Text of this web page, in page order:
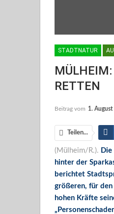
STADTNATUR
RETTEN
Beitrag vom 1.
Teilen...
(Mülheim/R.).
hinter der
berichtet
größeren, für
hohen Kräfte